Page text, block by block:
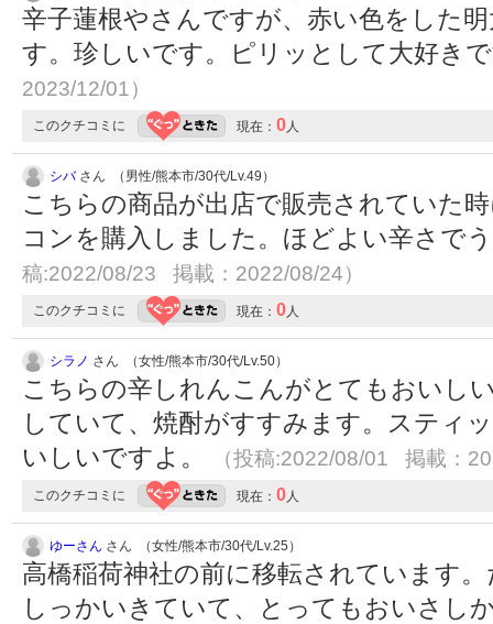
辛子蓮根やさんですが、赤い色をした
す。珍しいです。ピリッとして大好き
2023/12/01）
このクチコミに 現在： 0 人
シバさん （男性/熊本市/30代/Lv.49）
こちらの商品が出店で販売されていた
コンを購入しました。ほどよい辛さで
稿:2022/08/23 掲載：2022/08/24）
このクチコミに 現在： 0 人
シラノ さん （女性/熊本市/30代/Lv.50）
こちらの辛しれんこんがとてもおいし
していて、焼酎がすすみます。スティ
いしいですよ。
（投稿:2022/08/01 掲載：
このクチコミに 現在： 0 人
ゆーさん さん （女性/熊本市/30代/Lv.25）
高橋稲荷神社の前に移転されています
しっかいきていて、とってもおいさし